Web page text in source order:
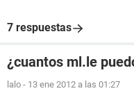
7 respuestas
¿cuantos ml.le
lalo - 13 ene 2012 a las 01:27